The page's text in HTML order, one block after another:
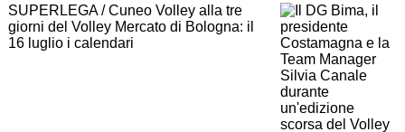
SUPERLEGA / Cuneo Volley alla tre
giorni del Volley Mercato di Bologna: il
16 luglio i calendari